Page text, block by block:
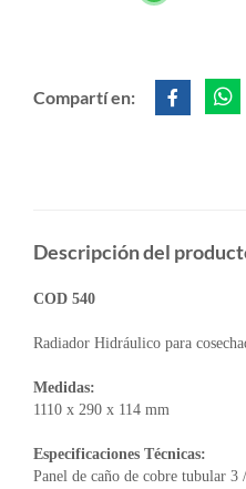
Compartí en:
Descripción del
COD 540
Radiador Hidráulico para
Medidas:
1110 x 290 x 114 mm
Especificaciones Técnicas:
Panel de caño de cobre tubular 3